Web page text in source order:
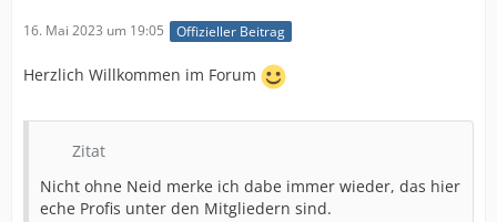
16. Mai 2023 um 19:05 Offizieller Beitrag
Herzlich Willkommen im Forum
Zitat
Nicht ohne Neid merke ich dabe immer wieder, das hier
eche Profis unter den Mitgliedern sind.